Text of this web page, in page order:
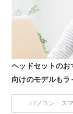
ヘッドセットのお
向けのモデルもラ
パソコン・ス